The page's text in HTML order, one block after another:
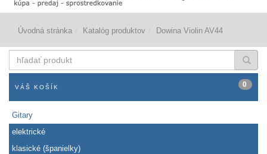
Úvodná stránka Katalóg produktov Dowina Violin AV44
produkt
VÁŠ KOŠÍK 0
Gitary
elektrické
klasické (španielky)